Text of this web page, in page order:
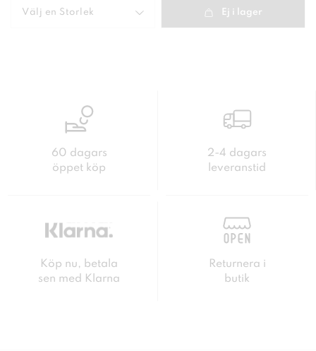
Välj en Storlek Ej i lager
60 dagars
öppet köp
2-4 dagars
leveranstid
Köp nu, betala
sen med Klarna
Returnera i
butik